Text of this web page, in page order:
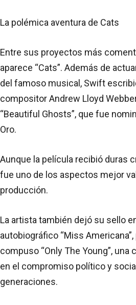
La polémica aventura de Cats
Entre sus proyectos más
aparece “Cats”. Además de
del famoso musical, Swift
compositor Andrew Lloyd
“Beautiful Ghosts”, que fue
Oro.
Aunque la película recibió duras
fue uno de los aspectos mejor
producción.
La artista también dejó su sello
autobiográfico “Miss Americana”,
compuso “Only The Young”, una
en el compromiso político y
generaciones.